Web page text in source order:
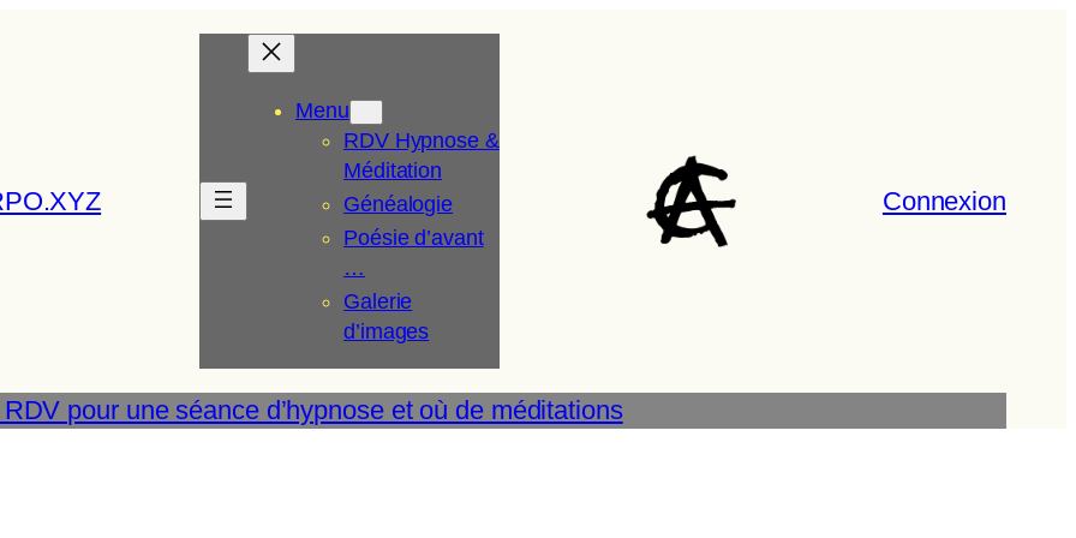
Menu
RDV Hypnose &
Méditation
Généalogie
Poésie d’avant
…
Galerie
d’images
Connexion
pour une séance d’hypnose et où de méditations